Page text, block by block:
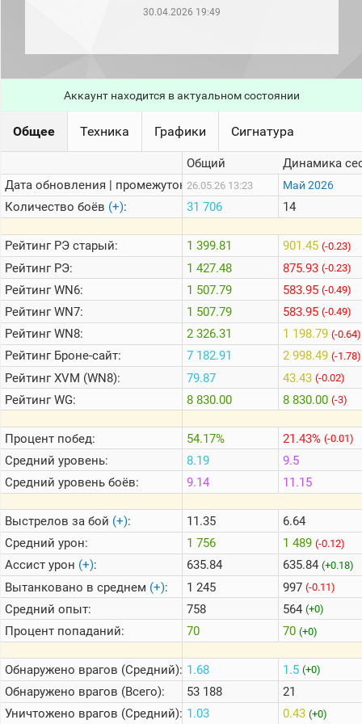
месяц)
(за
последние
сессии)
Топ
1000
Кланы
стримеров
Информация
Онлайн
Цветовая
шкала
Теlegram
ВК
Портал
Мира
Танков
30.04.2026 19:49
Аккаунт находится в актуальном состоянии
Общее Техника Графики Сигнатура
Дата обновления | промежуток:
Количество боёв (+):
РейтингРЭ старый:
РейтингРЭ:
РейтингWN6:
РейтингWN7:
РейтингWN8:
РейтингБроне-сайт:
РейтингXVM (WN8):
РейтингWG:
Процент побед:
Средний уровень:
Средний уровень боёв:
Выстрелов за бой (+):
Средний урон:
Ассист урон (+):
Вытанковано в среднем (+):
Средний опыт:
Процент попаданий:
Обнаружено врагов (Средний):
Обнаружено врагов (Всего):
Уничтожено врагов (Средний):
Общий
26.05.26 13:23
31 706
1 399.81
1 427.48
1 507.79
1 507.79
2 326.31
7 182.91
79.87
8 830.00
54.17%
8.19
9.14
11.35
1 756
635.84
1 245
758
70
1.68
53 188
1.03
Динамика
Май 2026
14
901.45 (-0.23)
875.93 (-0.23)
583.95 (-0.49)
583.95 (-0.49)
1 198.79 (-0.64)
2 998.49 (-1.78)
43.43 (-0.02)
8 830.00 (-3)
21.43% (-0.01)
9.5
11.15
6.64
1 489 (-0.12)
635.84 (+0.18)
997 (-0.11)
564 (+0)
70 (+0)
1.5 (+0)
21
0.43 (+0)